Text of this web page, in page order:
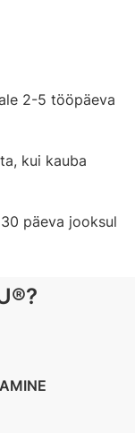
2-5 tööpäeva
kui kauba
päeva jooksul